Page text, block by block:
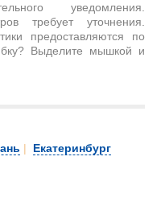
уведомления.
требует уточнения.
предоставляются по
Выделите мышкой и
| Екатеринбург